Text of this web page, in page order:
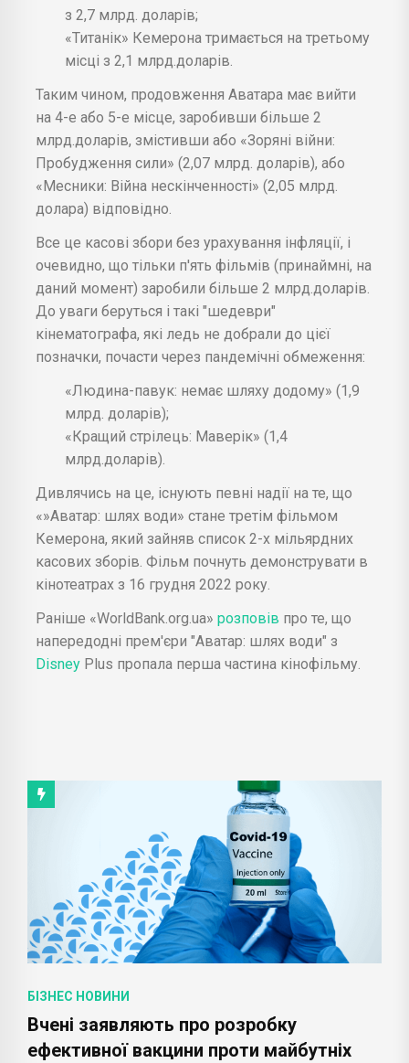
з 2,7 млрд. доларів;
«Титанік» Кемерона тримається на третьому
місці з 2,1 млрд.доларів.
Таким чином, продовження Аватара має вийти
на 4-е або 5-е місце, заробивши більше 2
млрд.доларів, змістивши або «Зоряні війни:
Пробудження сили» (2,07 млрд. доларів), або
«Месники: Війна нескінченності» (2,05 млрд.
долара) відповідно.
Все це касові збори без урахування інфляції, і
очевидно, що тільки п'ять фільмів (принаймні, на
даний момент) заробили більше 2 млрд.доларів.
До уваги беруться і такі "шедеври"
кінематографа, які ледь не добрали до цієї
позначки, почасти через пандемічні обмеження:
«Людина-павук: немає шляху додому» (1,9
млрд. доларів);
«Кращий стрілець: Маверік» (1,4
млрд.доларів).
Дивлячись на це, існують певні надії на те, що
«»Аватар: шлях води» стане третім фільмом
Кемерона, який зайняв список 2-х мільярдних
касових зборів. Фільм почнуть демонструвати в
кінотеатрах з 16 грудня 2022 року.
Раніше «WorldBank.org.ua» розповів про те, що
напередодні прем'єри "Аватар: шлях води" з
Disney Plus пропала перша частина кінофільму.
БІЗНЕС НОВИНИ
Вчені заявляють про розробку
ефективної вакцини проти майбутніх